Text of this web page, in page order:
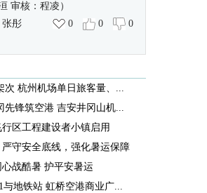
审核：程凌）
张彤 0 0 0
次 杭州机场单日旅客量、...
先锋筑空港 吉安井冈山机...
区工程建设者小镇启用
守安全底线，强化暑运保障
战酷暑 护平安暑运
地铁站 虹桥空港商业广...